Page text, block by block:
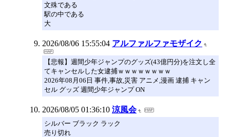
文殊である
駅の中である
大
2026/08/06 15:55:04 アルファルファモザイク
【悲報】週間少年ジャンプのグッズ(43億円分)を注文し全
てキャンセルした女逮捕ｗｗｗｗｗｗｗｗ
2026年08月06日 事件,事故,災害 アニメ,漫画 逮捕 キャン
セル グッズ 週間少年ジャンプ ON
2026/08/05 01:36:10 涼風会
シルバー ブラック ラック
売り切れ